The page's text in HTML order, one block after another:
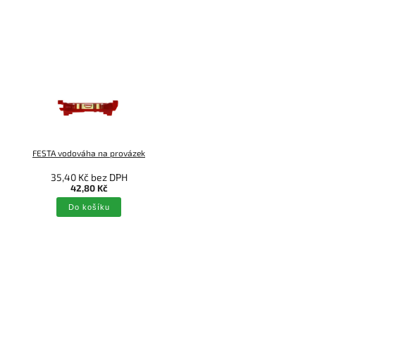
FESTA vodováha na provázek
35,40 Kč bez DPH
42,80 Kč
Do košíku